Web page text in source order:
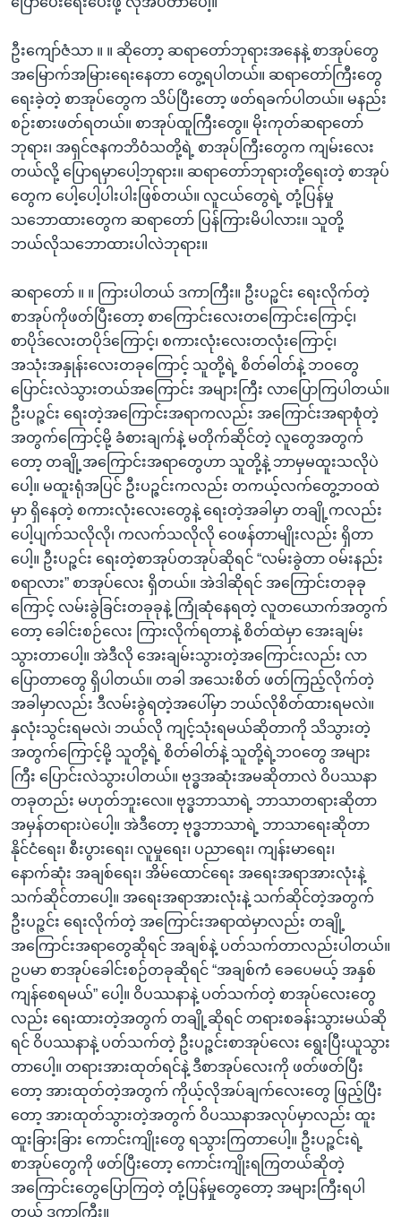
ဦးကျော်ဇံသာ ။ ။ ဆိုတော့ ဆရာတော်ဘုရားအနေနဲ့ စာအုပ်တွေ
အမြောက်အမြားရေးနေတာ တွေ့ရပါတယ်။ ဆရာတော်ကြီးတွေ
ရေးခဲ့တဲ့ စာအုပ်တွေက သိပ်ပြီးတော့ ဖတ်ရခက်ပါတယ်။ မနည်း
စဉ်းစားဖတ်ရတယ်။ စာအုပ်ထူကြီးတွေ။ မိုးကုတ်ဆရာတော်
ဘုရား၊ အရှင်ဇနကဘိဝံသတို့ရဲ့ စာအုပ်ကြီးတွေက ကျမ်းလေး
တယ်လို့ ပြောရမှာပေါ့ဘုရား။ ဆရာတော်ဘုရားတို့ရေးတဲ့ စာအုပ်
တွေက ပေါ့ပေါ့ပါးပါးဖြစ်တယ်။ လူငယ်တွေရဲ့ တုံ့ပြန်မှု
သဘောထားတွေက ဆရာတော် ပြန်ကြားမိပါလား။ သူတို့
ဘယ်လိုသဘောထားပါလဲဘုရား။
ဆရာတော် ။ ။ ကြားပါတယ် ဒကာကြီး။ ဦးပဉ္ဖင်း ရေးလိုက်တဲ့
စာအုပ်ကိုဖတ်ပြီးတော့ စာကြောင်းလေးတကြောင်းကြောင့်၊
စာပိုဒ်လေးတပိုဒ်ကြောင့်၊ စကားလုံးလေးတလုံးကြောင့်၊
အသုံးအနှုန်းလေးတခုကြောင့် သူတို့ရဲ့ စိတ်ဓါတ်နဲ့ ဘဝတွေ
ပြောင်းလဲသွားတယ်အကြောင်း အများကြီး လာပြောကြပါတယ်။
ဦးပဉ္ဇင်း ရေးတဲ့အကြောင်းအရာကလည်း အကြောင်းအရာစုံတဲ့
အတွက်ကြောင့်မို့ ခံစားချက်နဲ့ မတိုက်ဆိုင်တဲ့ လူတွေအတွက်
တော့ တချို့အကြောင်းအရာတွေဟာ သူတို့နဲ့ ဘာမှမထူးသလိုပဲ
ပေါ့။ မထူးရုံအပြင် ဦးပဉ္ဇင်းကလည်း တကယ့်လက်တွေ့ဘဝထဲ
မှာ ရှိနေတဲ့ စကားလုံးလေးတွေနဲ့ ရေးတဲ့အခါမှာ တချို့ကလည်း
ပေါ့ပျက်သလိုလို၊ ကလက်သလိုလို ဝေဖန်တာမျိုးလည်း ရှိတာ
ပေါ့။ ဦးပဉ္ဇင်း ရေးတဲ့စာအုပ်တအုပ်ဆိုရင် “လမ်းခွဲတာ ဝမ်းနည်း
စရာလား” စာအုပ်လေး ရှိတယ်။ အဲဒါဆိုရင် အကြောင်းတခုခု
ကြောင့် လမ်းခွဲခြင်းတခုခုနဲ့ ကြုံဆုံနေရတဲ့ လူတယောက်အတွက်
တော့ ခေါင်းစဉ်လေး ကြားလိုက်ရတာနဲ့ စိတ်ထဲမှာ အေးချမ်း
သွားတာပေါ့။ အဲဒီလို အေးချမ်းသွားတဲ့အကြောင်းလည်း လာ
ပြောတာတွေ ရှိပါတယ်။ တခါ အသေးစိတ် ဖတ်ကြည့်လိုက်တဲ့
အခါမှာလည်း ဒီလမ်းခွဲရတဲ့အပေါ်မှာ ဘယ်လိုစိတ်ထားရမလဲ။
နှလုံးသွင်းရမလဲ၊ ဘယ်လို ကျင့်သုံးရမယ်ဆိုတာကို သိသွားတဲ့
အတွက်ကြောင့်မို့ သူတို့ရဲ့ စိတ်ဓါတ်နဲ့ သူတို့ရဲ့ဘဝတွေ အများ
ကြီး ပြောင်းလဲသွားပါတယ်။ ဗုဒ္ဓအဆုံးအမဆိုတာလဲ ဝိပဿနာ
တခုတည်း မဟုတ်ဘူးလေ။ ဗုဒ္ဓဘာသာရဲ့ ဘာသာတရားဆိုတာ
အမှန်တရားပဲပေါ့။ အဲဒီတော့ ဗုဒ္ဓဘာသာရဲ့ ဘာသာရေးဆိုတာ
နိုင်ငံရေး၊ စီးပွားရေး၊ လူမှုရေး၊ ပညာရေး၊ ကျန်းမာရေး၊
နောက်ဆုံး အချစ်ရေး၊ အိမ်ထောင်ရေး အရေးအရာအားလုံးနဲ့
သက်ဆိုင်တာပေါ့။ အရေးအရာအားလုံးနဲ့ သက်ဆိုင်တဲ့အတွက်
ဦးပဉ္ဇင်း ရေးလိုက်တဲ့ အကြောင်းအရာထဲမှာလည်း တချို့
အကြောင်းအရာတွေဆိုရင် အချစ်နဲ့ ပတ်သက်တာလည်းပါတယ်။
ဥပမာ စာအုပ်ခေါင်းစဉ်တခုဆိုရင် “အချစ်ကံ ခေပေမယ့် အနှစ်
ကျန်စေရမယ်” ပေါ့။ ဝိပဿနာနဲ့ ပတ်သက်တဲ့ စာအုပ်လေးတွေ
လည်း ရေးထားတဲ့အတွက် တချို့ဆိုရင် တရားစခန်းသွားမယ်ဆို
ရင် ဝိပဿနာနဲ့ ပတ်သက်တဲ့ ဦးပဉ္ဇင်းစာအုပ်လေး ရွေးပြီးယူသွား
တာပေါ့။ တရားအားထုတ်ရင်နဲ့ ဒီစာအုပ်လေးကို ဖတ်ဖတ်ပြီး
တော့ အားထုတ်တဲ့အတွက် ကိုယ့်လိုအပ်ချက်လေးတွေ ဖြည့်ပြီး
တော့ အားထုတ်သွားတဲ့အတွက် ဝိပဿနာအလုပ်မှာလည်း ထူး
ထူးခြားခြား ကောင်းကျိုးတွေ ရသွားကြတာပေါ့။ ဦးပဉ္ဇင်းရဲ့
စာအုပ်တွေကို ဖတ်ပြီးတော့ ကောင်းကျိုးရကြတယ်ဆိုတဲ့
အကြောင်းတွေပြောကြတဲ့ တုံ့ပြန်မှုတွေတော့ အများကြီးရပါ
တယ် ဒကာကြီး။